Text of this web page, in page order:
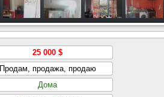
25 000 $
Продам, продажа, продаю
Дома